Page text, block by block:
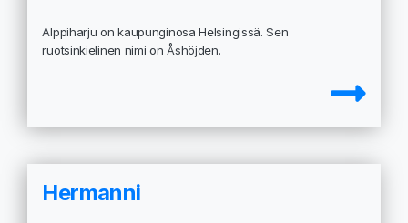
Alppiharju on kaupunginosa Helsingissä. Sen
ruotsinkielinen nimi on Åshöjden.
Hermanni